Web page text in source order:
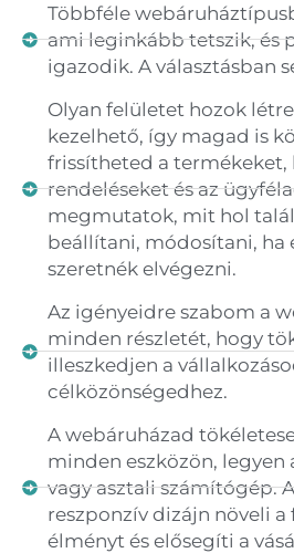
Többféle
ami leginkább tetszik, és
igazodik. A választásban
Olyan felületet hozok
kezelhető, így magad is
frissítheted a termékeket,
rendeléseket és az
megmutatok, mit hol
beállítani, módosítani, ha
szeretnék elvégezni.
Az igényeidre szabom a
minden részletét, hogy
illeszkedjen a
célközönségedhez.
A webáruházad
minden eszközön,
vagy asztali számítógép.
reszponzív dizájn növeli a
élményt és elősegíti a